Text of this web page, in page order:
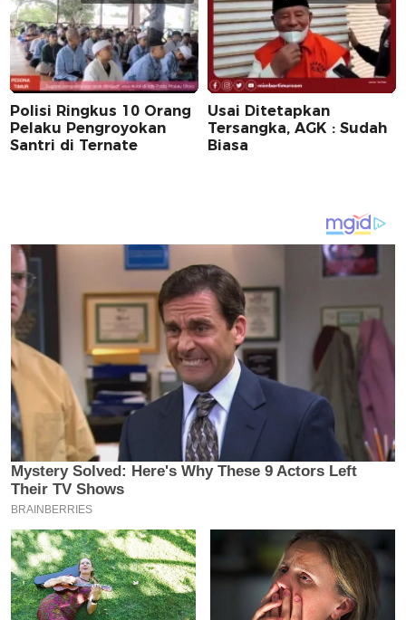
Polisi Ringkus 10 Orang
Pelaku Pengroyokan
Santri di Ternate
Usai Ditetapkan
Tersangka, AGK : Sudah
Biasa